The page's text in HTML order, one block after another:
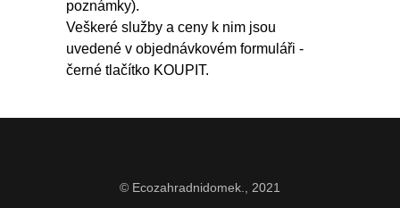
poznámky).
Veškeré služby a ceny k nim jsou
uvedené v objednávkovém formuláři -
černé tlačítko KOUPIT.
© Ecozahradnidomek.,
2021